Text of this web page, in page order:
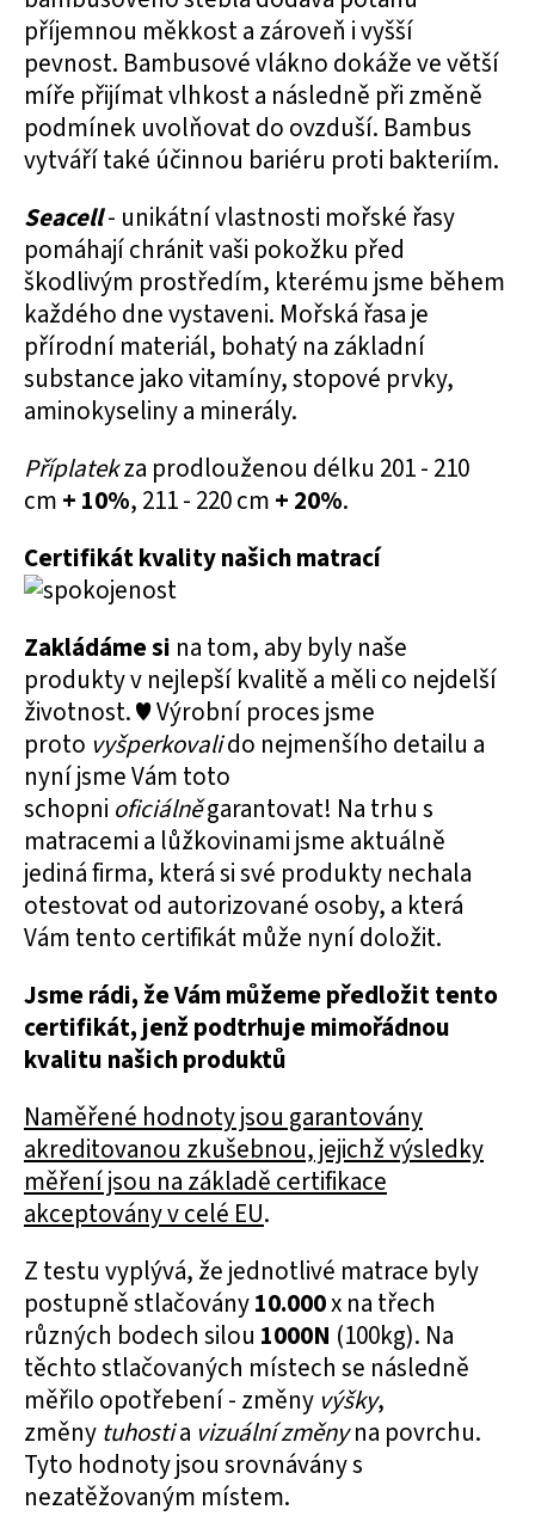
příjemnou měkkost a zároveň i vyšší
pevnost. Bambusové vlákno dokáže ve větší
míře přijímat vlhkost a následně při změně
podmínek uvolňovat do ovzduší. Bambus
vytváří také účinnou bariéru proti bakteriím.
Seacell- unikátní vlastnosti mořské řasy
pomáhají chránit vaši pokožku před
škodlivým prostředím, kterému jsme během
každého dne vystaveni. Mořská řasa je
přírodní materiál, bohatý na základní
substance jako vitamíny, stopové prvky,
aminokyseliny a minerály.
Příplatekza prodlouženou délku 201 - 210
cm + 10%, 211 - 220 cm + 20%.
Certifikát kvality našich matrací
Zakládáme si na tom, aby byly naše
produkty v nejlepší kvalitě a měli co nejdelší
životnost. ♥ Výrobní proces jsme
proto vyšperkovalido nejmenšího detailu a
nyní jsme Vám toto
schopni oficiálněgarantovat! Na trhu s
matracemi a lůžkovinami jsme aktuálně
jediná firma, která si své produkty nechala
otestovat od autorizované osoby, a která
Vám tento certifikát může nyní doložit.
Jsme rádi, že Vám můžeme předložit tento
certifikát, jenž podtrhuje mimořádnou
kvalitu našich produktů
Naměřené hodnoty jsou garantovány
akreditovanou zkušebnou, jejichž výsledky
měření jsou na základě certifikace
akceptovány v celé EU.
Z testu vyplývá, že jednotlivé matrace byly
postupně stlačovány10.000x na třech
různých bodech silou 1000N (100kg). Na
těchto stlačovaných místech se následně
měřilo opotřebení - změny výšky,
změny tuhostia vizuální změny na povrchu.
Tyto hodnoty jsou srovnávány s
nezatěžovaným místem.